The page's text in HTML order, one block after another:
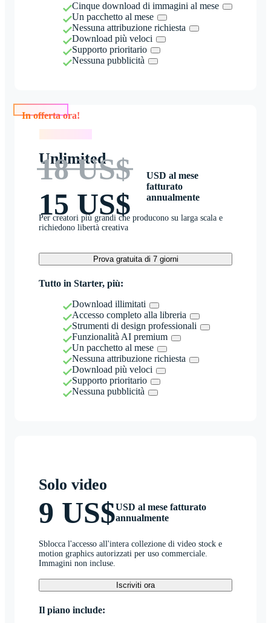
Cinque download di immagini al mese
Un pacchetto al mese
Nessuna attribuzione richiesta
Download più veloci
Supporto prioritario
Nessuna pubblicità
Unlimited
18 US$
15 US$
USD al mese
fatturato
annualmente
Per creatori più grandi che producono su larga scala e
richiedono libertà creativa
Prova gratuita di 7 giorni
Tutto in Starter, più:
Download illimitati
Accesso completo alla libreria
Strumenti di design professionali
Funzionalità AI premium
Un pacchetto al mese
Nessuna attribuzione richiesta
Download più veloci
Supporto prioritario
Nessuna pubblicità
Solo video
9 US$USD al mese fatturato
annualmente
Sblocca l'accesso all'intera collezione di video stock e
motion graphics autorizzati per uso commerciale.
Immagini non incluse.
Iscriviti ora
Il piano include: